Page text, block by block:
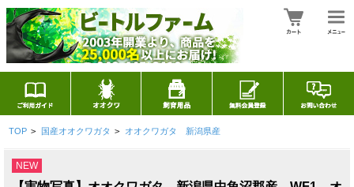
TOP > 国産オオクワガタ > オオクワガタ 新潟県産
NEW